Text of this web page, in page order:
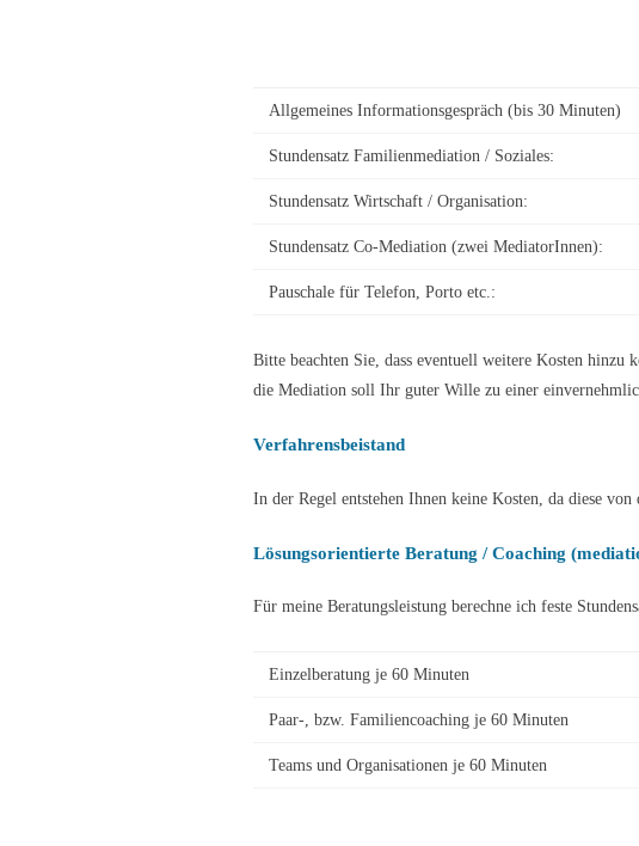
Allgemeines Informationsgespräch (bis 30 Minuten)
Stundensatz Familienmediation / Soziales:
Stundensatz Wirtschaft / Organisation:
Stundensatz Co-Mediation (zwei MediatorInnen):
Pauschale für Telefon, Porto etc.:
Bitte beachten Sie, dass eventuell weitere Kosten
die Mediation soll Ihr guter Wille zu einer
Verfahrensbeistand
In der Regel entstehen Ihnen keine Kosten, da diese von
Lösungsorientierte Beratung / Coaching
Für meine Beratungsleistung berechne ich feste
Einzelberatung je 60 Minuten
Paar-, bzw. Familiencoaching je 60 Minuten
Teams und Organisationen je 60 Minuten